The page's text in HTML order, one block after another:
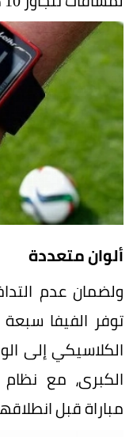
ألوان متعددة
ولضمان عدم
توفر الفيفا
الكلاسيكي إلى
الكبرى، مع
مباراة قبل